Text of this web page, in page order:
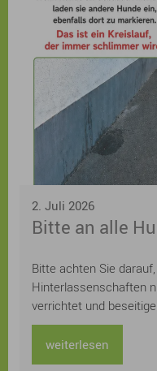
2. Juli 2026
Bitte an alle
Bitte achten Sie
Hinterlassenschaften
verrichtet und
Mit einem
einen wichtigen
angenehmen Ortsbild –
weiterlesen